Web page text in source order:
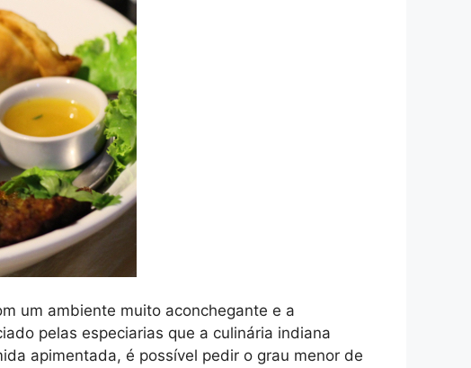
um ambiente muito aconchegante e a
pelas especiarias que a culinária indiana
apimentada, é possível pedir o grau menor de